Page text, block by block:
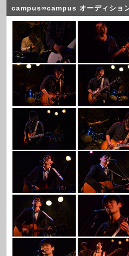
campus∞campus オーディショ